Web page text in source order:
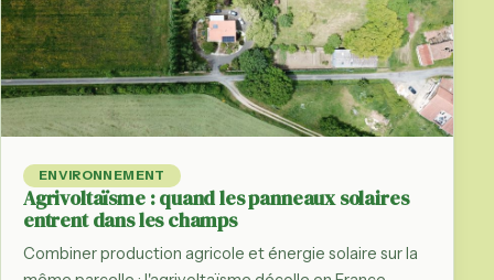
ENVIRONNEMENT
Agrivoltaïsme : quand les panneaux solaires
entrent dans les champs
Combiner production agricole et énergie solaire sur la